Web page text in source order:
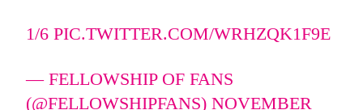
1/6PIC.TWITTER.COM/WRHZQK1F9E
— FELLOWSHIP OF FANS
(@FELLOWSHIPFANS)NOVEMBER